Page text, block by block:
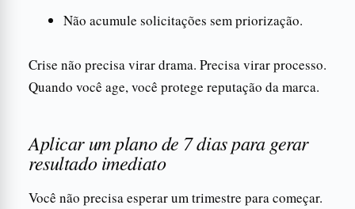
Não acumule solicitações sem priorização.
Crise não precisa virar drama. Precisa virar processo.
Quando você age, você protege reputação da marca.
Aplicar um plano de 7 dias para gerar
resultado imediato
Você não precisa esperar um trimestre para começar.